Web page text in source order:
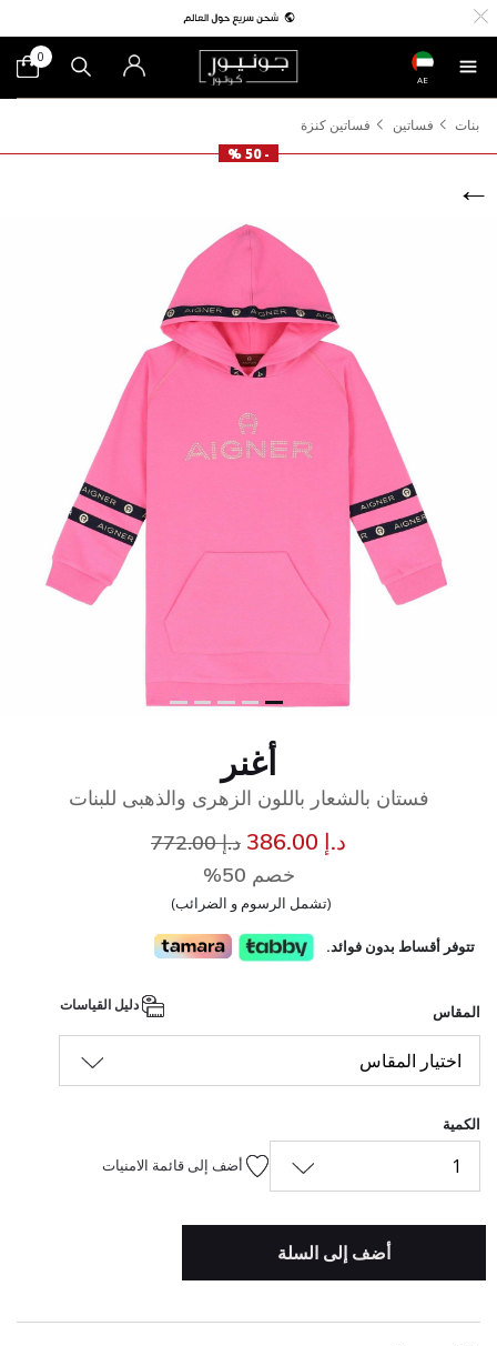
AE
0
بنات فساتين
فساتين كنزة
- 50 %
أغنر
فستان بالشعار باللون الزهرى والذهبى للبنات
د.إ 386.00 سعر مخفض مند.إ 772.00
خصم 50%
(تشمل الرسوم و الضرائب)
تتوفر أقساط بدون فوائد.
المقاس
اختيار المقاس
الكمية
1 أضف إلى قائمة الامنيات
أضف إلى السلة